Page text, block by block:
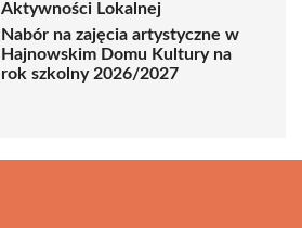
Aktywności Lokalnej
Nabór na zajęcia artystyczne w
Hajnowskim Domu Kultury na
rok szkolny 2026/2027